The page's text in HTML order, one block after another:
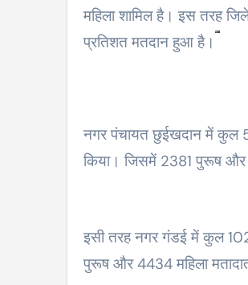
महिला शामिल है। इस तरह
प्रतिशत मतदान हुआ है।
नगर पंचायत छुईखदान में कुल
किया। जिसमें 2381 पुरूष और
इसी तरह नगर गंडई में कुल
पुरूष और 4434 महिला